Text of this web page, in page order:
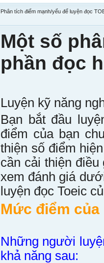
Phân tích điểm mạnh/yếu để luyện đọc
Một số
phần đọc
Luyện kỹ năng
Bạn bắt đầu
điểm của bạn
thiện số điểm
cần cải thiện
xem đánh giá
luyện đọc Toeic
Mức điểm của
Những người
khả năng sau: